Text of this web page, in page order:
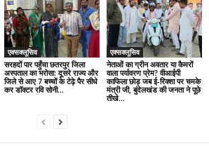
एक्सक्लूसिव
सरहदों पार पहुँचा छतरपुर जिला
अस्पताल का भरोसा: दूसरे राज्य और
जिले से आए 7 बच्चों के टेढ़े पैर सीधे
कर डॉक्टर रवि सोनी...
एक्सक्लूसिव
नेताओं का ग्रीन अवतार या कैमरों
वाला पर्यावरण प्रेम? वीआईपी
काफिला छोड़ जब ई-रिक्शा पर चमके
मंत्री जी, बुंदेलखंड की जनता ने पूछे
तीखे...